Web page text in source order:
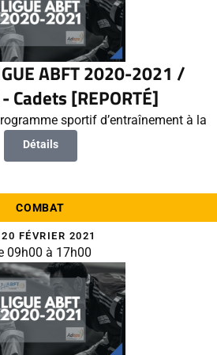
ABFT 2020-2021 /
Cadets [REPORTÉ]
sportif d’entraînement à la
Détails
COMBAT
FÉVRIER 2021
09h00 à 17h00